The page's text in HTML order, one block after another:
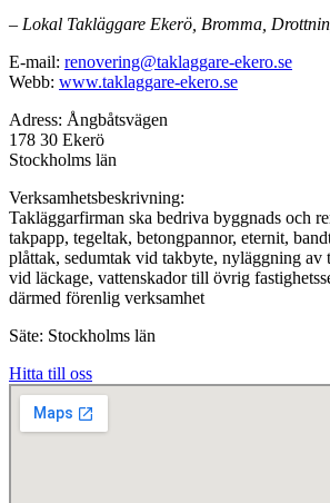
– Lokal Takläggare Ekerö, Bromma,
E-mail: renovering@taklaggare-ekero.se
Webb: www.taklaggare-ekero.se
Adress: Ångbåtsvägen
178 30 Ekerö
Stockholms län
Verksamhetsbeskrivning:
Takläggarfirman ska bedriva byggnads och
takpapp, tegeltak, betongpannor, eternit,
plåttak, sedumtak vid takbyte, nyläggning av
vid läckage, vattenskador till övrig
därmed förenlig verksamhet
Säte: Stockholms län
Hitta till oss